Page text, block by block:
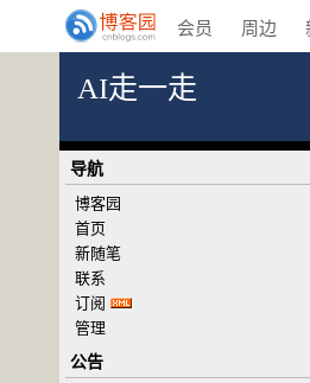
会员 周边
AI走一走
导航
博客园
首页
新随笔
联系
订阅
管理
公告